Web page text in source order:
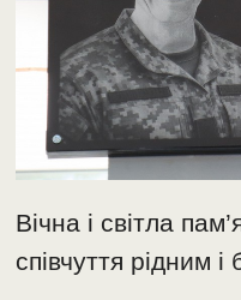
Вічна і світла
співчуття рідним і